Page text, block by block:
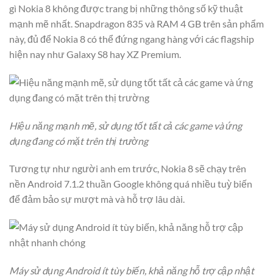
gì Nokia 8 không được trang bị những thông số kỹ thuật
mạnh mẽ nhất. Snapdragon 835 và RAM 4 GB trên sản phẩm
này, đủ để Nokia 8 có thể đứng ngang hàng với các flagship
hiện nay như Galaxy S8 hay XZ Premium.
Hiệu năng mạnh mẽ, sử dụng tốt tất cả các game và ứng
dụng đang có mặt trên thị trường
Tương tự như người anh em trước, Nokia 8 sẽ chạy trên
nền Android 7.1.2 thuần Google không quá nhiều tuỳ biến
để đảm bảo sự mượt mà và hỗ trợ lâu dài.
Máy sử dụng Android ít tùy biến, khả năng hỗ trợ cập nhật